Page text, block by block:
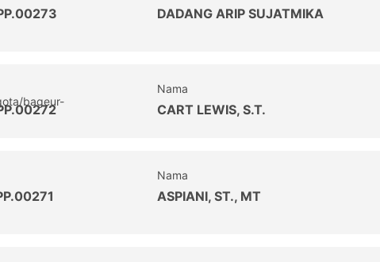
DADANG ARIP SUJATMIKA
Nama
CART LEWIS, S.T.
Nama
ASPIANI, ST., MT